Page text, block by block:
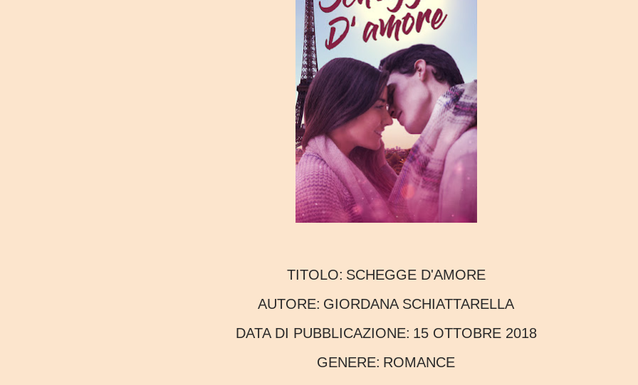
TITOLO: SCHEGGE D'AMORE
AUTORE: GIORDANA SCHIATTARELLA
DATA DI PUBBLICAZIONE: 15 OTTOBRE 2018
GENERE: ROMANCE